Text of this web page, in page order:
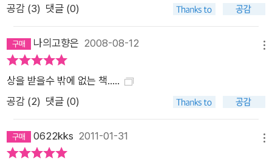
공감 (3) 댓글 (0)
나의고향은 2008-08-12
상을 받을수 밖에 없는 책.....
공감 (2) 댓글 (0)
0622kks 2011-01-31